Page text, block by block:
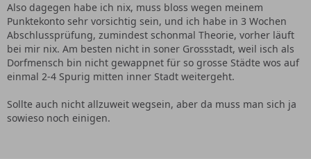
Also dagegen habe ich nix, muss bloss wegen meinem
Punktekonto sehr vorsichtig sein, und ich habe in 3 Wochen
Abschlussprüfung, zumindest schonmal Theorie, vorher läuft
bei mir nix. Am besten nicht in soner Grossstadt, weil isch als
Dorfmensch bin nicht gewappnet für so grosse Städte wos auf
einmal 2-4 Spurig mitten inner Stadt weitergeht.
Sollte auch nicht allzuweit wegsein, aber da muss man sich ja
sowieso noch einigen.